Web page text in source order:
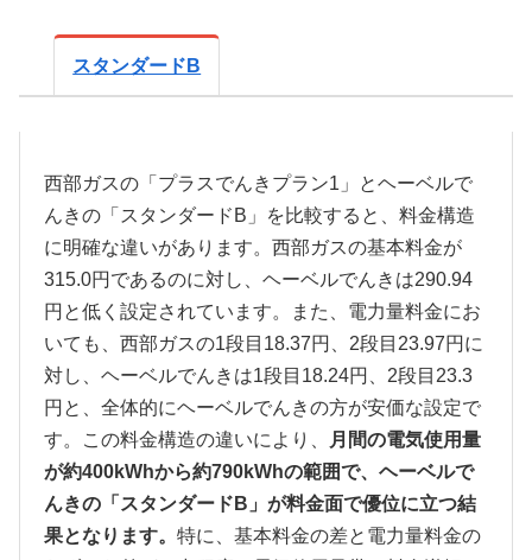
スタンダードB
西部ガスの「プラスでんきプラン1」とヘーベルで
んきの「スタンダードB」を比較すると、料金構造
に明確な違いがあります。西部ガスの基本料金が
315.0円であるのに対し、ヘーベルでんきは290.94
円と低く設定されています。また、電力量料金にお
いても、西部ガスの1段目18.37円、2段目23.97円に
対し、ヘーベルでんきは1段目18.24円、2段目23.3
円と、全体的にヘーベルでんきの方が安価な設定で
す。この料金構造の違いにより、
月間の電気使用量
が約400kWhから約790kWhの範囲で、ヘーベルで
んきの「スタンダードB」が料金面で優位に立つ結
果となります。 特に、基本料金の差と電力量料金の